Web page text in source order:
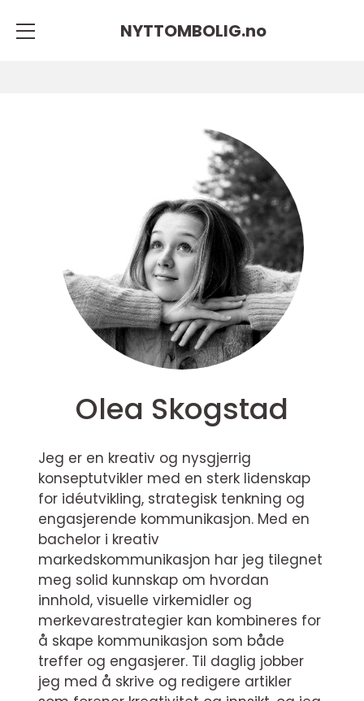
NYTTOMBOLIG.no
Olea Skogstad
Jeg er en kreativ og nysgjerrig
konseptutvikler med en sterk lidenskap
for idéutvikling, strategisk tenkning og
engasjerende kommunikasjon. Med en
bachelor i kreativ
markedskommunikasjon har jeg tilegnet
meg solid kunnskap om hvordan
innhold, visuelle virkemidler og
merkevarestrategier kan kombineres for
å skape kommunikasjon som både
treffer og engasjerer. Til daglig jobber
jeg med å skrive og redigere artikler